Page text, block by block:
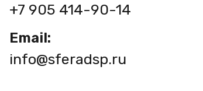
+7 905 414-90-14
Email:
info@sferadsp.ru